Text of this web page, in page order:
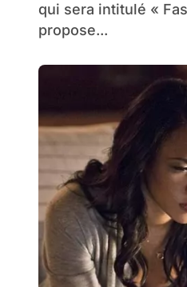
qui sera intitulé «
propose...